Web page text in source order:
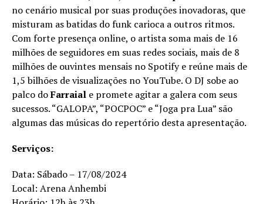
no cenário musical por suas produções inovadoras, que
misturam as batidas do funk carioca a outros ritmos.
Com forte presença online, o artista soma mais de 16
milhões de seguidores em suas redes sociais, mais de 8
milhões de ouvintes mensais no Spotify e reúne mais de
1,5 bilhões de visualizações no YouTube. O DJ sobe ao
palco doFarraial e promete agitar a galera com seus
sucessos. “GALOPA”, “POCPOC” e “Joga pra Lua” são
algumas das músicas do repertório desta apresentação.
Serviços:
Data: Sábado – 17/08/2024
Local: Arena Anhembi